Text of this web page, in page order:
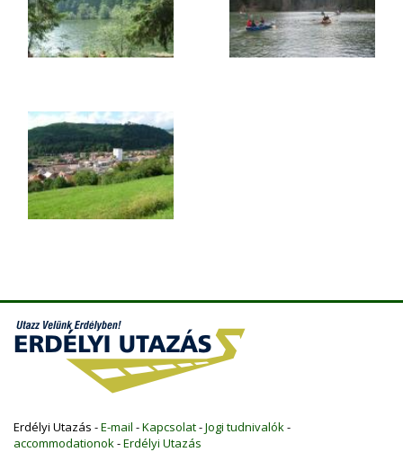
Erdélyi Utazás -E-mail -Kapcsolat-Jogi tudnivalók -
accommodationok -Erdélyi Utazás